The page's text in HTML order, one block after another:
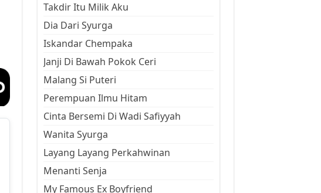
Takdir Itu Milik Aku
Dia Dari Syurga
Iskandar Chempaka
Janji Di Bawah Pokok Ceri
Malang Si Puteri
Perempuan Ilmu Hitam
Cinta Bersemi Di Wadi Safiyyah
Wanita Syurga
Layang Layang Perkahwinan
Menanti Senja
My Famous Ex Boyfriend